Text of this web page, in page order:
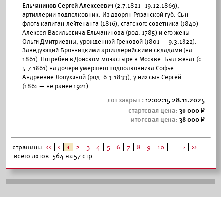
Ельчанинов Сергей Алексеевич (2.7.1821–19.12.1869),
артиллерии подполковник. Из дворян Рязанской губ. Сын
флота капитан-лейтенанта (1816), статского советника (1840)
Алексея Васильевича Ельчанинова (род. 1785) и его жены
Ольги Дмитриевны, урожденной Грековой (1801 — 9.3.1822).
Заведующий Бронницкими артиллерийскими складами (на
1861). Погребен в Донском монастыре в Москве. Был женат (с
5.7.1861) на дочери умершего подполковника Софье
Андреевне Лопухиной (род. 6.3.1833), у них сын Сергей
(1862 — не ранее 1921).
12:02:15 28.11.2025
30 000
38 000
страницы << < 1 2 3 4 5 6 7 8 9 10 ... >
>>
всего лотов: 564 на 57 стр.